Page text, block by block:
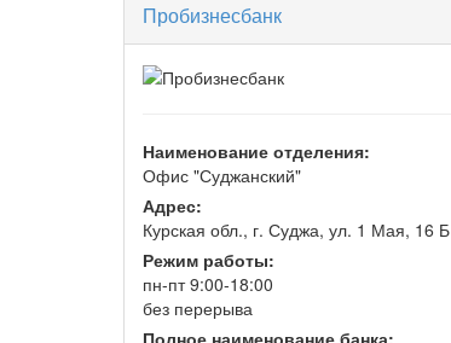
Пробизнесбанк
Наименование отделения:
Офис "Суджанский"
Адрес:
Курская обл., г. Суджа, ул. 1 Мая, 16 Б
Режим работы:
пн-пт 9:00-18:00
без перерыва